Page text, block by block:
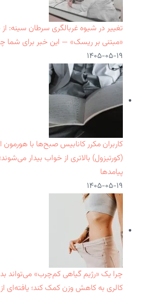
تغییر در شیوه غربالگری سرطان سینه:
«مبتنی بر ریسک» — این خبر برای شما
۱۴۰۵-۰۵-۱۹
کاربران مکرر کانابیس صبح‌ها با
(کورتیزول) بالاتری از خواب بیدار
پیامدها
۱۴۰۵-۰۵-۱۹
چرا یک «رژیم گیاهی کم‌چرب» می‌تواند